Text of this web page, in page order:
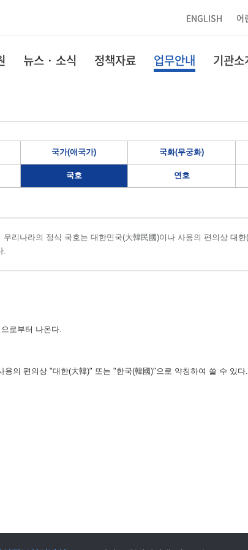
ENGLISH 어
뉴스 · 소식 정책자료 업무안내 기관소
국가(애국가) 국화(무궁화)
국호 연호
우리나라의 정식 국호는 대한민국(大韓民國)이나 사용의 편의상 대
.
로부터 나온다.
의 편의상 "대한(大韓)" 또는 "한국(韓國)"으로 약칭하여 쓸 수 있